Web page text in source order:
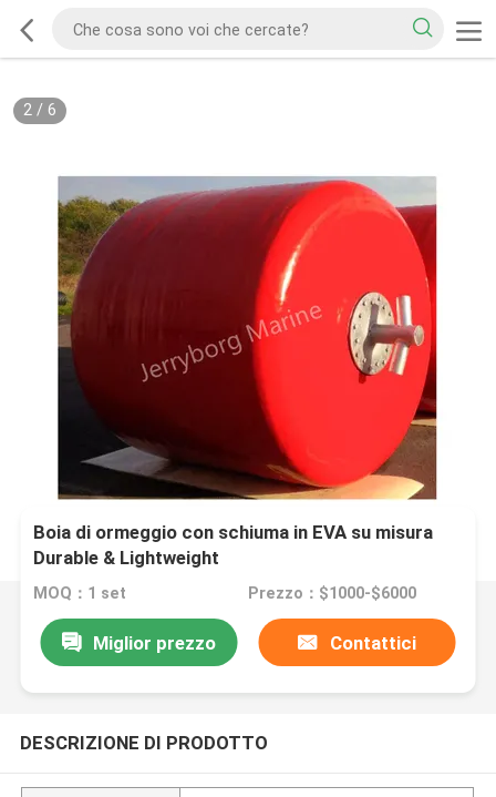
2/ 6
Boia di ormeggio con schiuma in EVA su misura
Durable & Lightweight
MOQ：1 set Prezzo：$1000-$6000
Miglior prezzo Contattici
DESCRIZIONE DI PRODOTTO